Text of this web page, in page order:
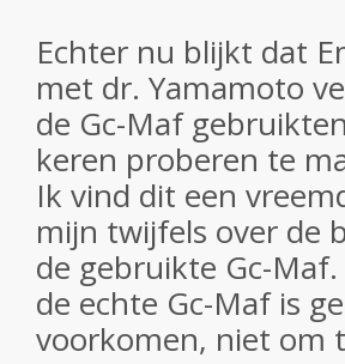
Echter nu blijkt dat
met dr. Yamamoto
de Gc-Maf
keren proberen te
Ik vind dit een
mijn twijfels over de
de gebruikte Gc-
de echte Gc-Maf is
voorkomen, niet om